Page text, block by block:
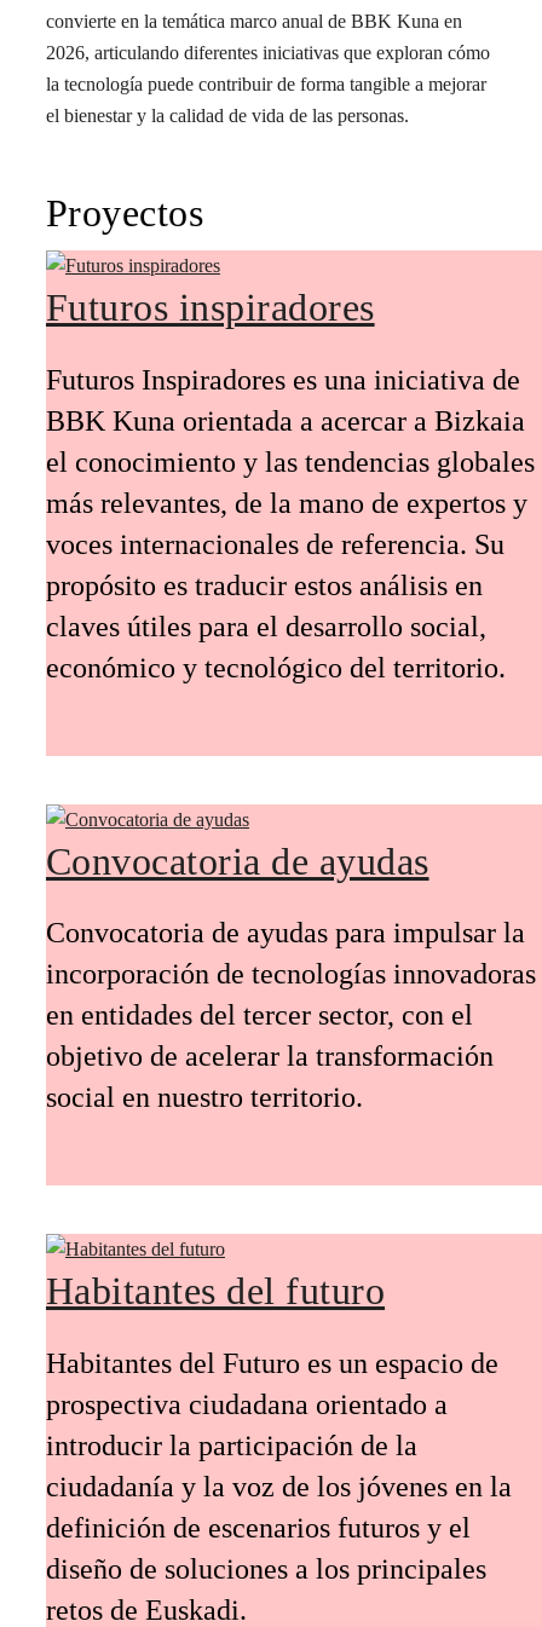
convierte en la temática marco anual de BBK Kuna en
2026, articulando diferentes iniciativas que exploran cómo
la tecnología puede contribuir de forma tangible a mejorar
el bienestar y la calidad de vida de las personas.
Proyectos
Futuros inspiradores
Futuros Inspiradores es una iniciativa de
BBK Kuna orientada a acercar a Bizkaia
el conocimiento y las tendencias globales
más relevantes, de la mano de expertos y
voces internacionales de referencia. Su
propósito es traducir estos análisis en
claves útiles para el desarrollo social,
económico y tecnológico del territorio.
Convocatoria de ayudas
Convocatoria de ayudas para impulsar la
incorporación de tecnologías innovadoras
en entidades del tercer sector, con el
objetivo de acelerar la transformación
social en nuestro territorio.
Habitantes del futuro
Habitantes del Futuro es un espacio de
prospectiva ciudadana orientado a
introducir la participación de la
ciudadanía y la voz de los jóvenes en la
definición de escenarios futuros y el
diseño de soluciones a los principales
retos de Euskadi.